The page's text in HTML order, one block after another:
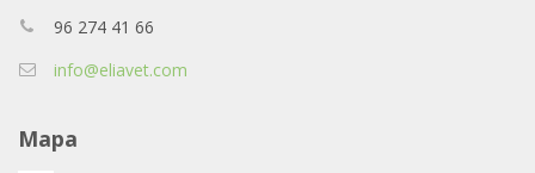
96 274 41 66
info@eliavet.com
Mapa